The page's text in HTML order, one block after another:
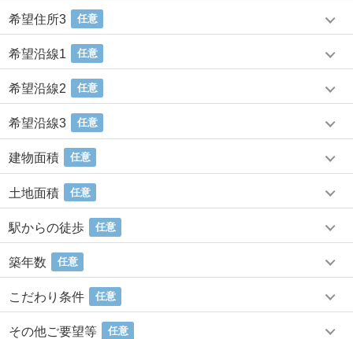
希望住所3 任意
希望沿線1 任意
希望沿線2 任意
希望沿線3 任意
建物面積 任意
土地面積 任意
駅からの徒歩 任意
築年数 任意
こだわり条件 任意
その他ご要望等 任意